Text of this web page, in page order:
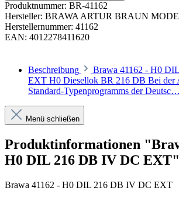
Produktnummer: BR-41162
Hersteller: BRAWA ARTUR BRAUN
Herstellernummer: 41162
EAN: 4012278411620
Beschreibung
Brawa 41162 - H0
EXT H0 Diesellok BR 216 DB Bei der
Standard-Typenprogramms der Deutsc…
Menü schließen
Produktinformationen
H0 DIL 216 DB IV DC EXT"
Brawa 41162 - H0 DIL 216 DB IV DC EXT